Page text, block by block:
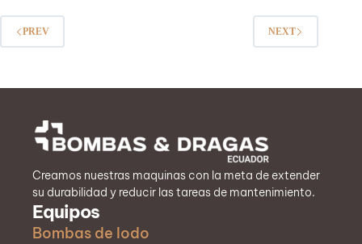
PREV NEXT
Creamos nuestras maquinas con la meta de extender
su durabilidad y reducir las tareas de mantenimiento.
Equipos
Bombas de lodo